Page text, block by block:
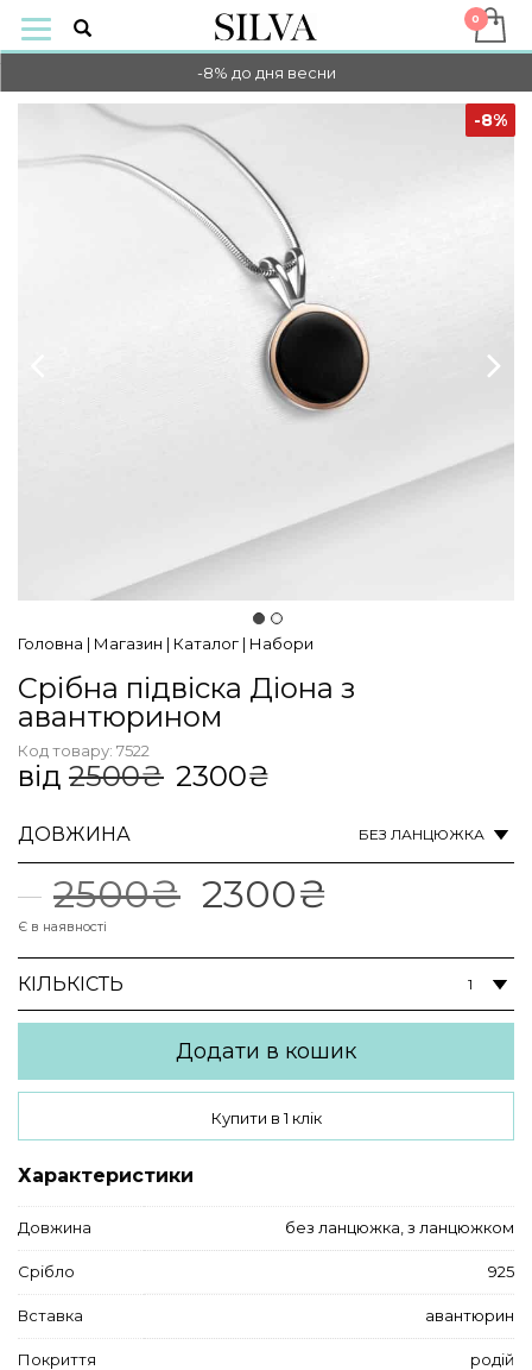
-10% НА ОПЛАТУ ОНЛАЙН
-8% до дня весни
-8% до дня весни
-8%
Головна | Магазин | Каталог | Набори
Срібна підвіска Діона з
авантюрином
Код товару: 7522
від 2500₴ 2300₴
ДОВЖИНА
2500₴ Оригінальна
2500₴.
2300₴
2300₴.
Є в наявності
КІЛЬКІСТЬ
Додати в кошик
Купити в 1 клік
Характеристики
Довжина без ланцюжка з ланцюжком
Срібло 925
Вставка авантюрин
Покриття родій